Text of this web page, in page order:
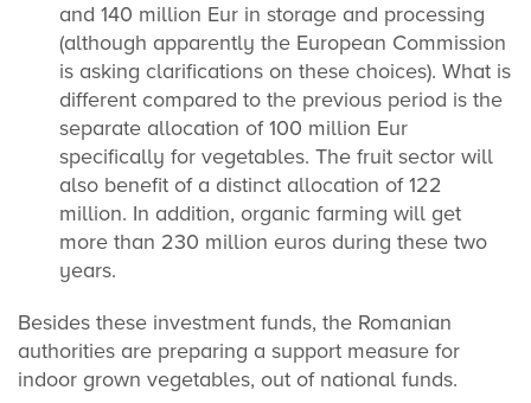
and 140 million Eur in storage and processing
(although apparently the European Commission
is asking clarifications on these choices). What is
different compared to the previous period is the
separate allocation of 100 million Eur
specifically for vegetables. The fruit sector will
also benefit of a distinct allocation of 122
million. In addition, organic farming will get
more than 230 million euros during these two
years.
Besides these investment funds, the Romanian
authorities are preparing a support measure for
indoor grown vegetables, out of national funds.